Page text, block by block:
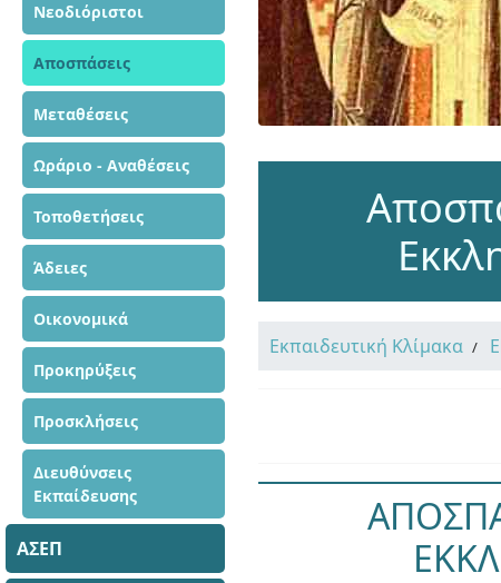
Νεοδιόριστοι
Αποσπάσεις
Μεταθέσεις
Ωράριο - Αναθέσεις
Τοποθετήσεις
Άδειες
Οικονομικά
Προκηρύξεις
Προσκλήσεις
Διευθύνσεις
Εκπαίδευσης
ΑΣΕΠ
Εκπαιδευτική Κλίμακα